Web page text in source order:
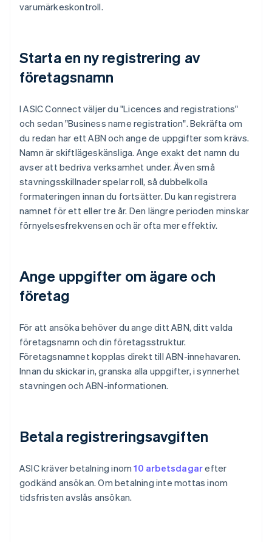
varumärkeskontroll.
Starta en ny registrering av
företagsnamn
I ASIC Connect väljer du "Licences and registrations"
och sedan "Business name registration". Bekräfta om
du redan har ett ABN och ange de uppgifter som krävs.
Namn är skiftlägeskänsliga. Ange exakt det namn du
avser att bedriva verksamhet under. Även små
stavningsskillnader spelar roll, så dubbelkolla
formateringen innan du fortsätter. Du kan registrera
namnet för ett eller tre år. Den längre perioden minskar
förnyelsesfrekvensen och är ofta mer effektiv.
Ange uppgifter om ägare och
företag
För att ansöka behöver du ange ditt ABN, ditt valda
företagsnamn och din företagsstruktur.
Företagsnamnet kopplas direkt till ABN-innehavaren.
Innan du skickar in, granska alla uppgifter, i synnerhet
stavningen och ABN-informationen.
Betala registreringsavgiften
ASIC kräver betalning inom10 arbetsdagarefter
godkänd ansökan. Om betalning inte mottas inom
tidsfristen avslås ansökan.